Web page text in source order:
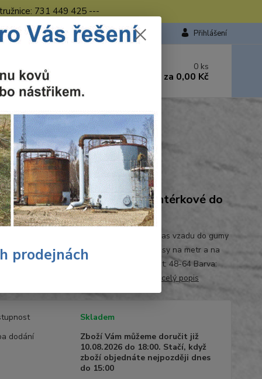
731 449 425 ---
Přihlášení
423
- 16.00 hod.
0 ks
za 0,00 Kč
do pasu černo-šedá CXS LUXY JOSEF
LUXY JOSEF
Ohodnotit produkt
kalhoty LUXY JOSEF montérkové do
kalhoty do pasu, zdvojená kolena,pevný pas vzadu do gumy
na opasek, přední našité kapsy, boční kapsy na metr a na
kepr 100% bavlna 260g/m2 Velikost: 48-64 Barva:
celý popis
Skladem
dodání
Zboží Vám můžeme doručit již
10.08.2026 do 18:00. Stačí, když
zboží objednáte nejpozději dnes
do 15:00
prodejnách